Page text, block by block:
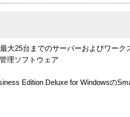
大25台までのサーバーおよびワー
理ソフトウェア
Edition Deluxe for Windowsの